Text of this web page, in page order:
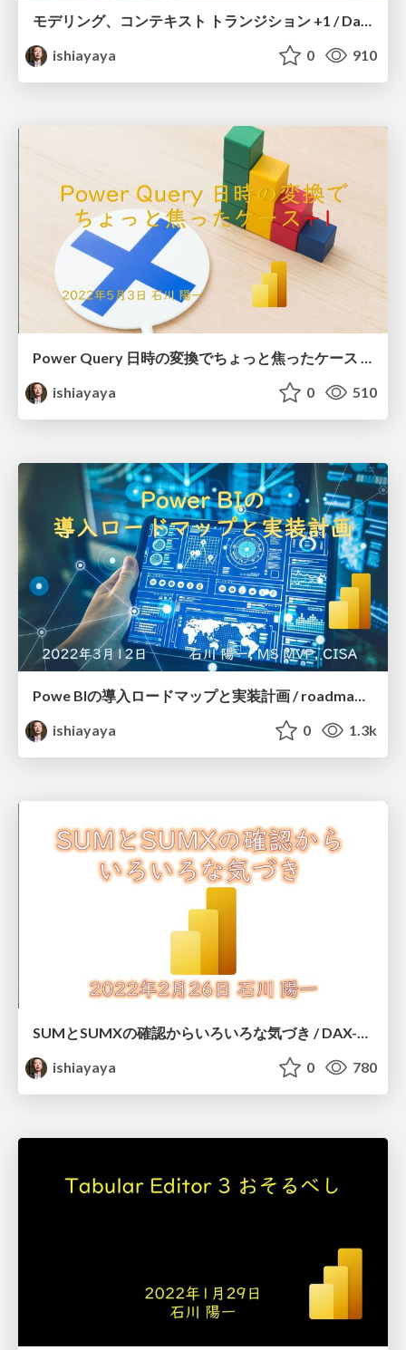
モデリング、コンテキスト トランジション +1 / Data modeling
ishiayaya
0 910
Power Query 日時の変換でちょっと焦ったケース +1 / Power Query Some cases
ishiayaya
0 510
Powe BIの導入ロードマップと実装計画 / roadmap of Power BI
ishiayaya
0 1.3k
SUMとSUMXの確認からいろいろな気づき / DAX-SUM-SUMX
ishiayaya
0 780